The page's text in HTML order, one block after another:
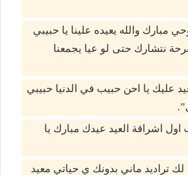
مبارك والله يعيده علينا يا حبيبي
نتشارك حتى لو عيا يجمعنا
عليك يا احن حبيب في الدنيا حبيبي
اشراقة العيد عيدك مبارك يا
لك تراديد ماني بدونك ي حياتي معيد